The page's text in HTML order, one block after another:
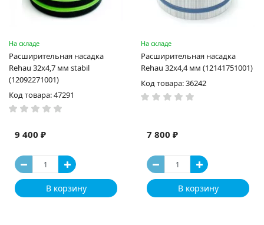
На складе
Расширительная насадка
Rehau 32x4,7 мм stabil
(12092271001)
Код товара: 47291
9 400 ₽
В корзину
На складе
Расширительная насадка
Rehau 32х4,4 мм (12141751001)
Код товара: 36242
7 800 ₽
В корзину